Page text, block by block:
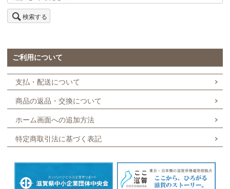
検索する
ご利用について
支払・配送について
商品の返品・交換について
ホーム画面への追加方法
特定商取引法に基づく表記